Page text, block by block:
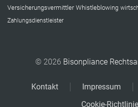
Versicherungsvermittler Whistleblowing
Zahlungsdienstleister
© 2026 Bisonpliance
Kontakt Impressum
Cookie-Richtlinie